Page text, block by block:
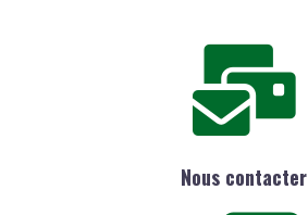
Nous contacter